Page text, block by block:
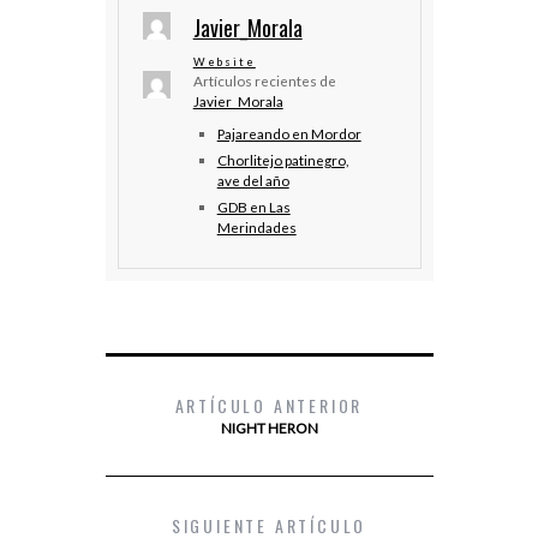
Javier_Morala
Website
Artículos recientes de
Javier_Morala
Pajareando en Mordor
Chorlitejo patinegro,
ave del año
GDB en Las
Merindades
ARTÍCULO ANTERIOR
NIGHT HERON
SIGUIENTE ARTÍCULO